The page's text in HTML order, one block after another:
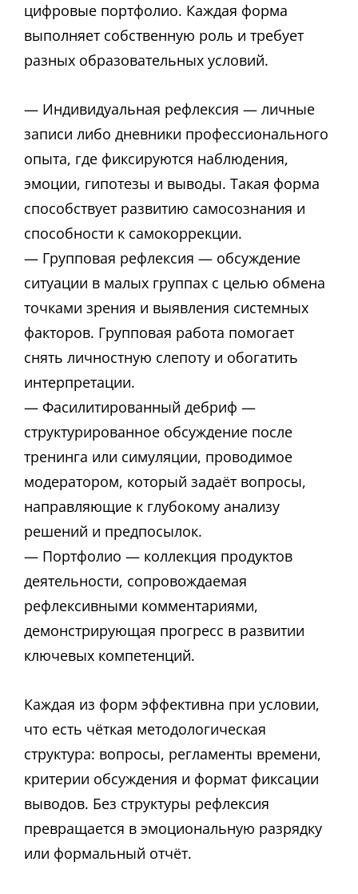
цифровые портфолио. Каждая форма
выполняет собственную роль и требует
разных образовательных условий.
— Индивидуальная рефлексия — личные
записи либо дневники профессионального
опыта, где фиксируются наблюдения,
эмоции, гипотезы и выводы. Такая форма
способствует развитию самосознания и
способности к самокоррекции.
— Групповая рефлексия — обсуждение
ситуации в малых группах с целью обмена
точками зрения и выявления системных
факторов. Групповая работа помогает
снять личностную слепоту и обогатить
интерпретации.
— Фасилитированный дебриф —
структурированное обсуждение после
тренинга или симуляции, проводимое
модератором, который задаёт вопросы,
направляющие к глубокому анализу
решений и предпосылок.
— Портфолио — коллекция продуктов
деятельности, сопровождаемая
рефлексивными комментариями,
демонстрирующая прогресс в развитии
ключевых компетенций.
Каждая из форм эффективна при условии,
что есть чёткая методологическая
структура: вопросы, регламенты времени,
критерии обсуждения и формат фиксации
выводов. Без структуры рефлексия
превращается в эмоциональную разрядку
или формальный отчёт.